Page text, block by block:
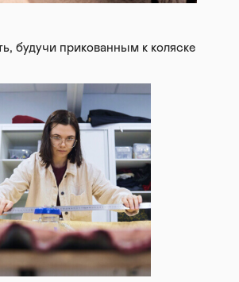
будучи прикованным к коляске